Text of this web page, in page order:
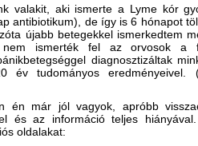
valakit, aki ismerte a Lyme kór
antibiotikum), de így is 6 hónapot
újabb betegekkel ismerkedtem
ismerték fel az orvosok a
diagnosztizáltak
év tudományos eredményeivel.
én már jól vagyok, apróbb
és az információ teljes
oldalakat: